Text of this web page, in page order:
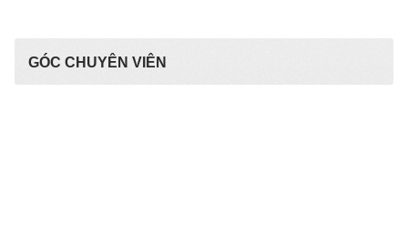
GÓC CHUYÊN VIÊN